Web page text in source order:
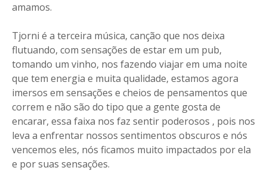
amamos.
Tjorni é a terceira música, canção que nos deixa
flutuando, com sensações de estar em um pub,
tomando um vinho, nos fazendo viajar em uma noite
que tem energia e muita qualidade, estamos agora
imersos em sensações e cheios de pensamentos que
correm e não são do tipo que a gente gosta de
encarar, essa faixa nos faz sentir poderosos , pois nos
leva a enfrentar nossos sentimentos obscuros e nós
vencemos eles, nós ficamos muito impactados por ela
e por suas sensações.